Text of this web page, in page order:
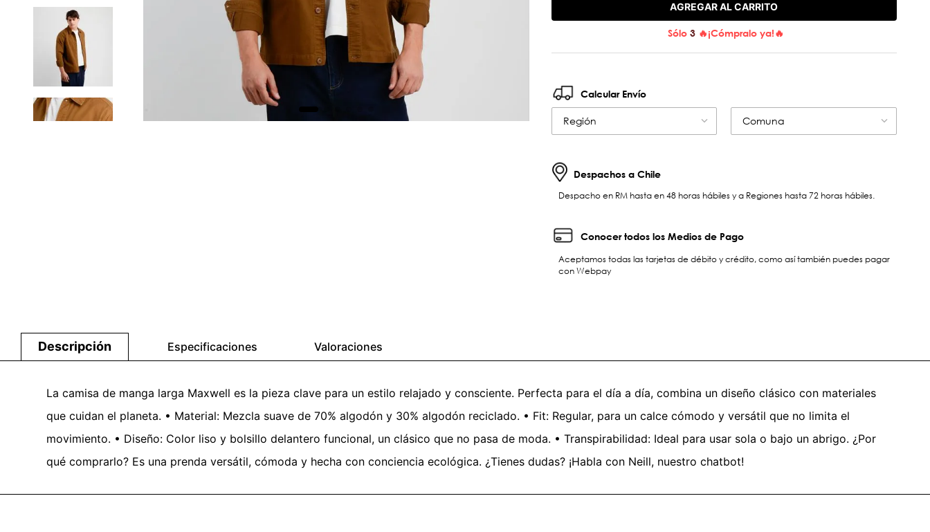
AGREGAR AL CARRITO
Sólo 3🔥¡Cómpralo ya!🔥
Calcular Envío
Región Comuna
Despachos a Chile
Despacho en RM hasta en 48 horas hábiles y a Regiones hasta 72 horas hábiles.
Conocer todos los Medios de Pago
Aceptamos todas las tarjetas de débito y crédito, como así también puedes pagar
con Webpay
Descripción Especificaciones Valoraciones
La camisa de manga larga Maxwell es la pieza clave para un estilo relajado y consciente. Perfecta para el día a día, combina un diseño clásico con materiales
que cuidan el planeta. • Material: Mezcla suave de 70% algodón y 30% algodón reciclado. • Fit: Regular, para un calce cómodo y versátil que no limita el
movimiento. • Diseño: Color liso y bolsillo delantero funcional, un clásico que no pasa de moda. • Transpirabilidad: Ideal para usar sola o bajo un abrigo. ¿Por
qué comprarlo? Es una prenda versátil, cómoda y hecha con conciencia ecológica. ¿Tienes dudas? ¡Habla con Neill, nuestro chatbot!